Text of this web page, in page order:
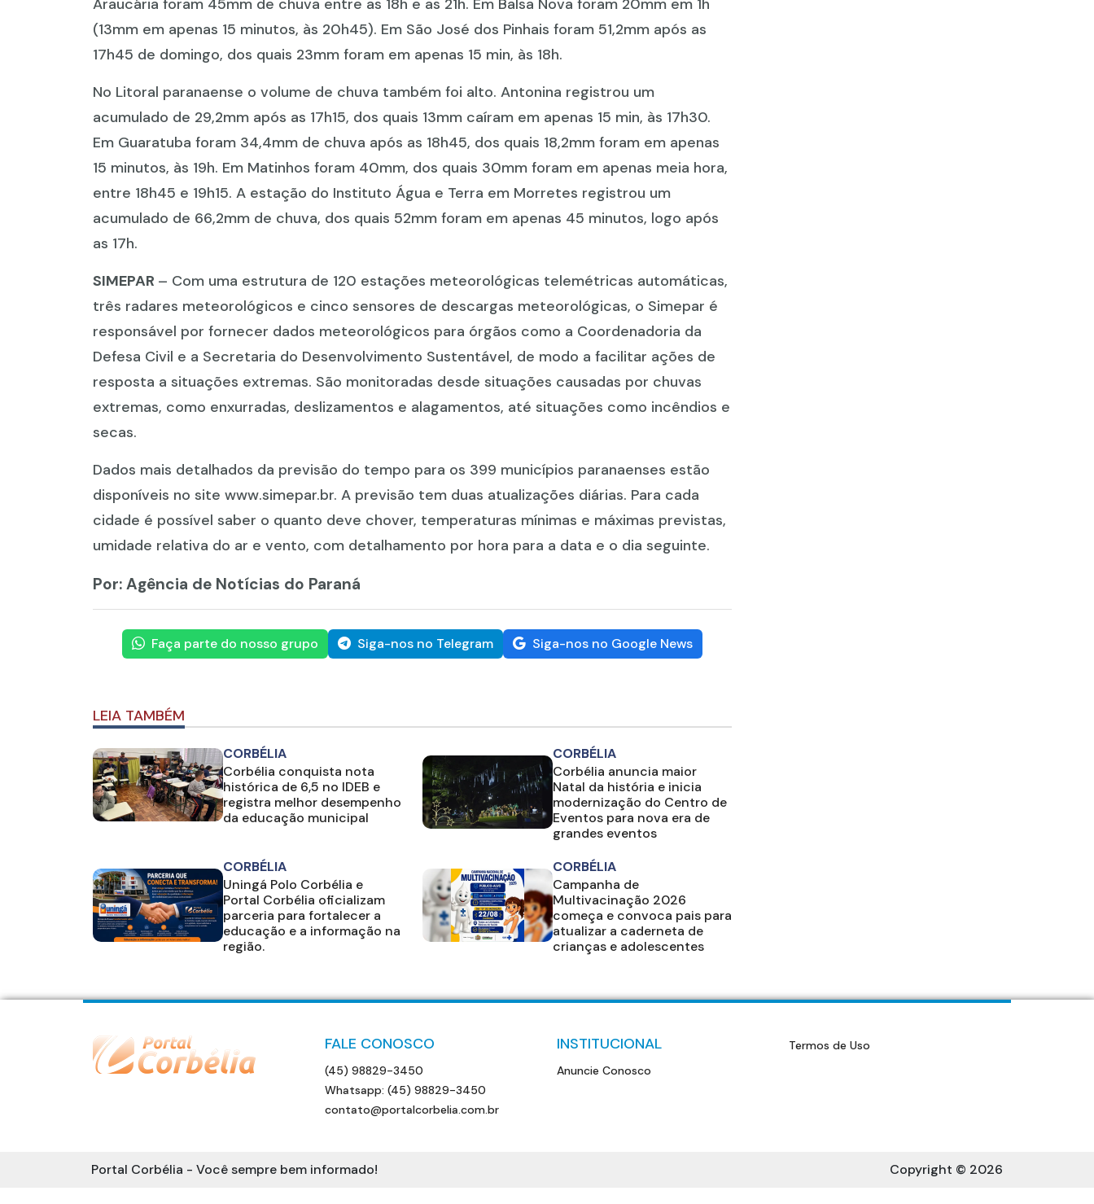
(13mm em apenas 15 minutos, às 20h45). Em São José dos Pinhais foram 51,2mm após as
17h45 de domingo, dos quais 23mm foram em apenas 15 min, às 18h.
No Litoral paranaense o volume de chuva também foi alto. Antonina registrou um
acumulado de 29,2mm após as 17h15, dos quais 13mm caíram em apenas 15 min, às 17h30.
Em Guaratuba foram 34,4mm de chuva após as 18h45, dos quais 18,2mm foram em apenas
15 minutos, às 19h. Em Matinhos foram 40mm, dos quais 30mm foram em apenas meia hora,
entre 18h45 e 19h15. A estação do Instituto Água e Terra em Morretes registrou um
acumulado de 66,2mm de chuva, dos quais 52mm foram em apenas 45 minutos, logo após
as 17h.
SIMEPAR – Com uma estrutura de 120 estações meteorológicas telemétricas automáticas,
três radares meteorológicos e cinco sensores de descargas meteorológicas, o Simepar é
responsável por fornecer dados meteorológicos para órgãos como a Coordenadoria da
Defesa Civil e a Secretaria do Desenvolvimento Sustentável, de modo a facilitar ações de
resposta a situações extremas. São monitoradas desde situações causadas por chuvas
extremas, como enxurradas, deslizamentos e alagamentos, até situações como incêndios e
secas.
Dados mais detalhados da previsão do tempo para os 399 municípios paranaenses estão
disponíveis no site www.simepar.br. A previsão tem duas atualizações diárias. Para cada
cidade é possível saber o quanto deve chover, temperaturas mínimas e máximas previstas,
umidade relativa do ar e vento, com detalhamento por hora para a data e o dia seguinte.
Por: Agência de Notícias do Paraná
Faça parte do nosso grupo Siga-nos no Telegram Siga-nos no Google News
LEIA TAMBÉM
CORBÉLIA
Corbélia conquista nota
histórica de 6,5 no IDEB e
registra melhor desempenho
da educação municipal
CORBÉLIA
Corbélia anuncia maior
Natal da história e inicia
modernização do Centro de
Eventos para nova era de
grandes eventos
CORBÉLIA
Uningá Polo Corbélia e
Portal Corbélia oficializam
parceria para fortalecer a
educação e a informação na
região.
CORBÉLIA
Campanha de
Multivacinação 2026
começa e convoca pais para
atualizar a caderneta de
crianças e adolescentes
FALE CONOSCO
(45) 98829-3450
Whatsapp: (45) 98829-3450
contato@portalcorbelia.com.br
INSTITUCIONAL
Anuncie Conosco
Termos de Uso
Portal Corbélia - Você sempre bem informado! Copyright © 2026